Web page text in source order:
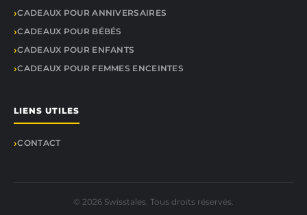
CADEAUX POUR ANNIVERSAIRES
CADEAUX POUR BÉBÉS
CADEAUX POUR ENFANTS
CADEAUX POUR FEMMES ENCEINTES
LIENS UTILES
CONTACT
© 2026 Swisstales. Tous droits réservés.